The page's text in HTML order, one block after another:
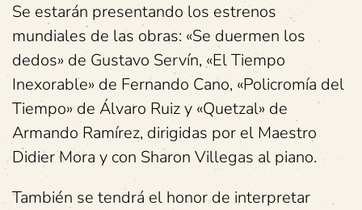
Se estarán presentando los estrenos
mundiales de las obras: «Se duermen los
dedos» de Gustavo Servín, «El Tiempo
Inexorable» de Fernando Cano, «Policromía del
Tiempo» de Álvaro Ruiz y «Quetzal» de
Armando Ramírez, dirigidas por el Maestro
Didier Mora y con Sharon Villegas al piano.
También se tendrá el honor de interpretar